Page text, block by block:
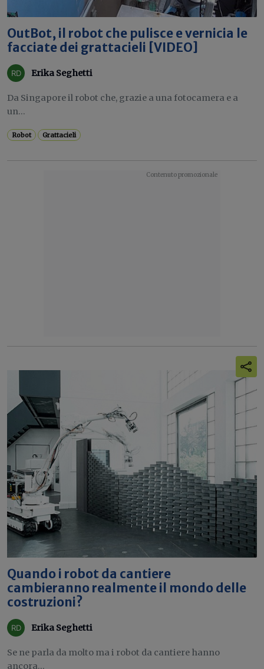
OutBot, il robot che pulisce e vernicia le
facciate dei grattacieli [VIDEO]
Erika Seghetti
Da Singapore il robot che, grazie a una fotocamera e a
un...
Robot Grattacieli
Quando i robot da cantiere
cambieranno realmente il mondo delle
costruzioni?
Erika Seghetti
Se ne parla da molto ma i robot da cantiere hanno
ancora...